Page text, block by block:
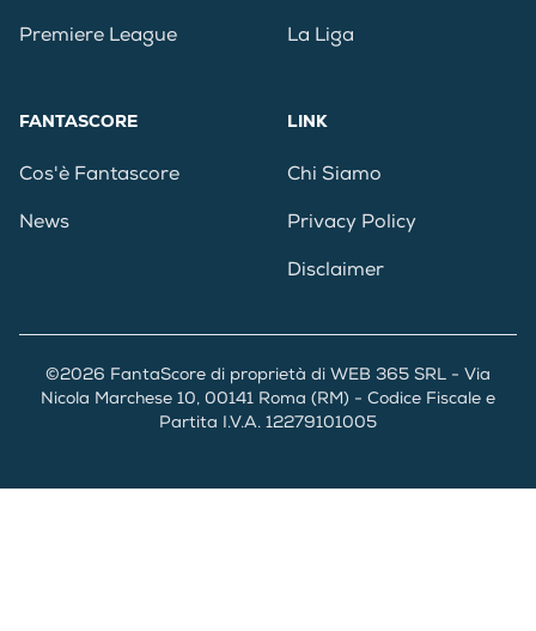
Premiere League La Liga
FANTASCORE
Cos'è Fantascore
News
LINK
Chi Siamo
Privacy Policy
Disclaimer
©2026 FantaScore di proprietà di WEB 365 SRL - Via
Nicola Marchese 10, 00141 Roma (RM) - Codice Fiscale e
Partita I.V.A. 12279101005